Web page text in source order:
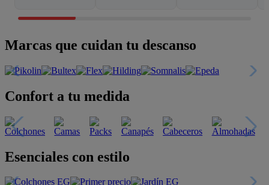
Marcas que cuidan tu descanso
Confort a tu medida
Esenciales con estilo